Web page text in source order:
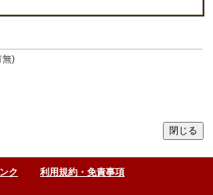
無)
ク
利用規約・免責事項